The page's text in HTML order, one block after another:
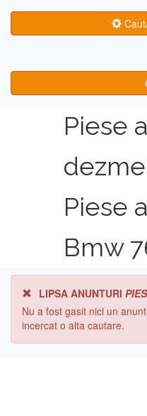
Piese
Piese
Bmw
LIPSA ANUNTURI
Nu a fost gasit nici un
incercat o alta cautare.